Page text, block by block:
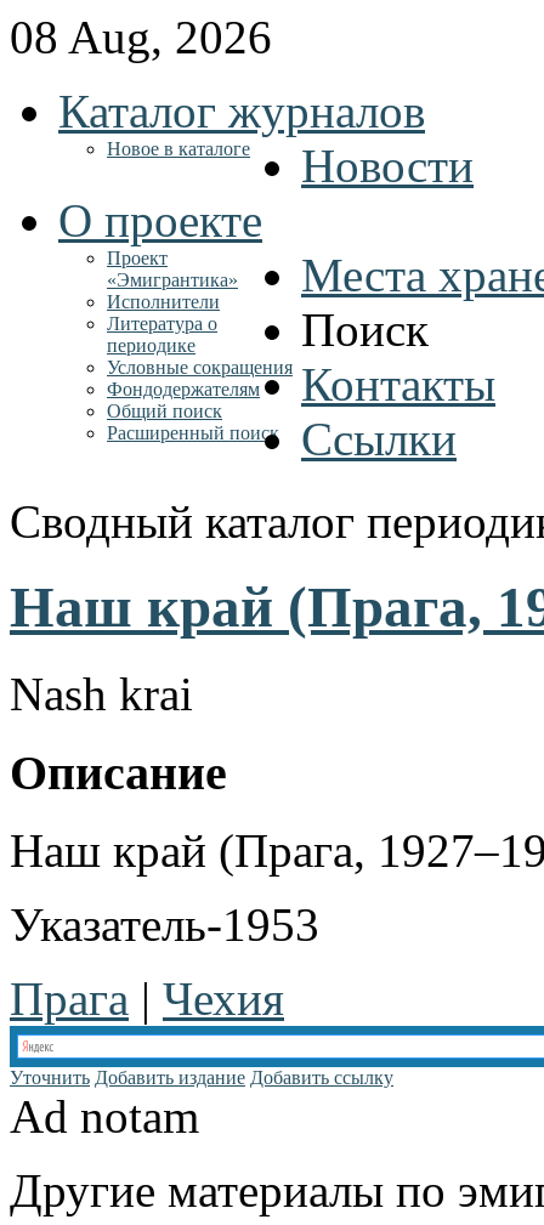
08 Aug, 2026
Каталог журналов
Новое в каталоге
Новости
О проекте
Проект
«Эмигрантика»
Исполнители
Литература о
периодике
Условные сокращения
Фондодержателям
Места
Поиск
Общий поиск
Расширенный поиск
Контакты
Ссылки
Сводный каталог
Наш край (Прага,
Nash krai
Описание
Наш край (Прага,
Указатель-1953
Прага | Чехия
Уточнить Добавить издание Добавить ссылку
Ad notam
Другие материалы по